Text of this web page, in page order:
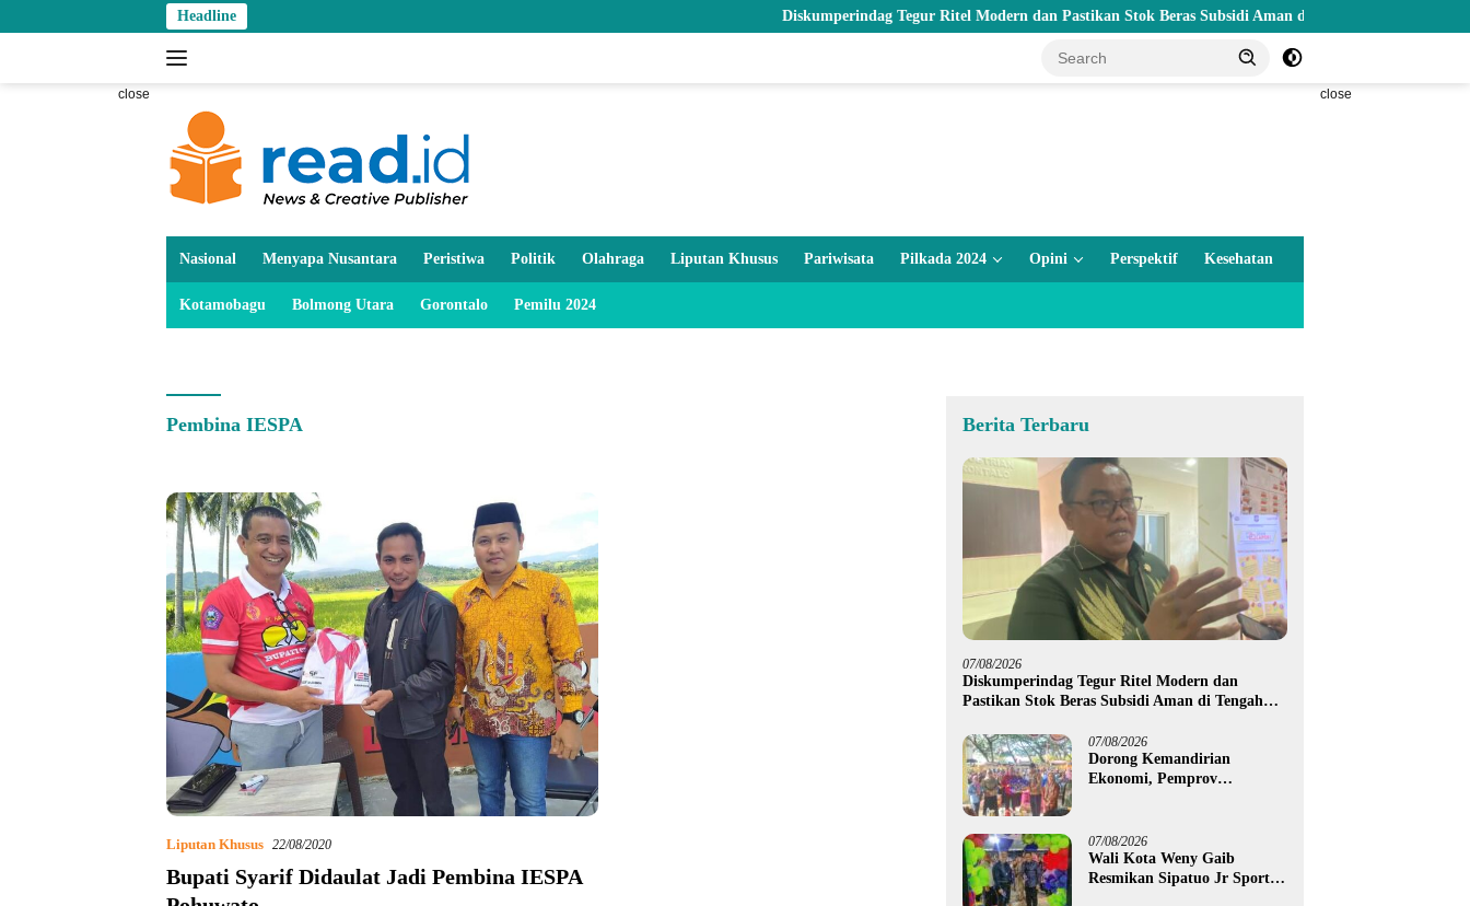
to
Headline Diskumperindag Tegur Ritel Modern dan Pastikan Stok Beras Subsidi Aman di Tengah Musim Kemarau
close close
Nasional Menyapa Nusantara Peristiwa Politik Olahraga Liputan Khusus Pariwisata Pilkada 2024 Opini Perspektif Kesehatan
Kotamobagu Bolmong Utara Gorontalo Pemilu 2024
Pembina IESPA
Liputan Khusus 22/08/2020
Bupati Syarif Didaulat Jadi Pembina IESPA
Berita Terbaru
07/08/2026
Diskumperindag Tegur Ritel Modern dan
Pastikan Stok Beras Subsidi Aman di Tengah
07/08/2026
Dorong Kemandirian
Ekonomi, Pemprov
untuk 395 Pelaku Usaha
07/08/2026
Wali Kota Weny Gaib
Resmikan Sipatuo Jr Sport